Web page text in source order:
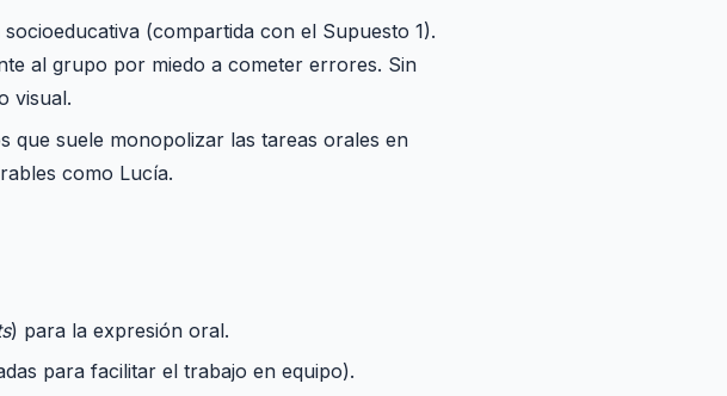
(compartida con el Supuesto 1).
al grupo por miedo a cometer errores. Sin
visual.
que suele monopolizar las tareas orales en
como Lucía.
) para la expresión oral.
para facilitar el trabajo en equipo).